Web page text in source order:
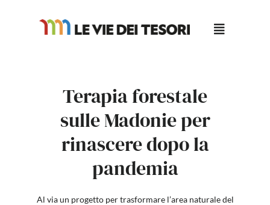
Terapia forestale
sulle Madonie per
rinascere dopo la
pandemia
Al via un progetto per trasformare l’area naturale del